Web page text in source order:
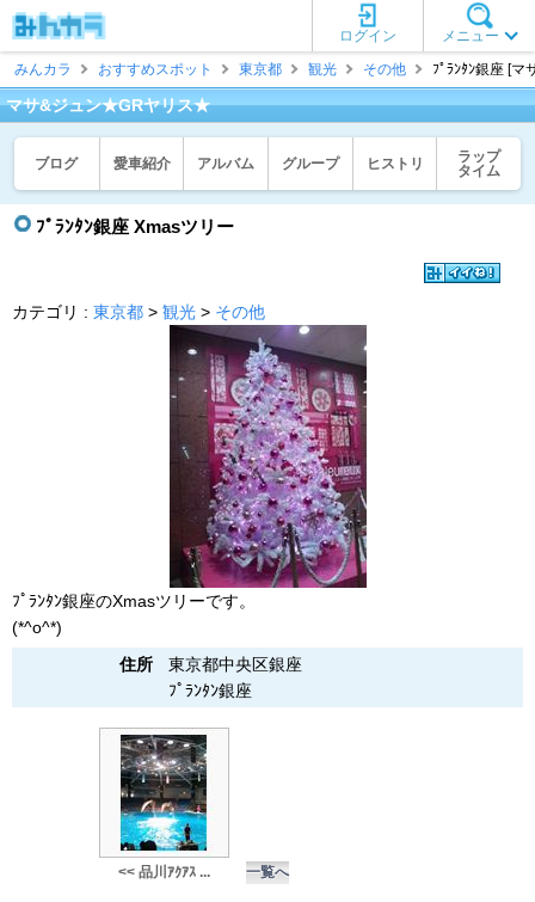
メニュー
ログイン
みんカラ
おすすめスポット 東京都 観光 その他 ﾌﾟﾗﾝﾀﾝ銀座 [
マサ&ジュン★GRヤリス★
ブログ 愛車紹介 アルバム グループ ヒストリ
ラップ
タイム
ﾌﾟﾗﾝﾀﾝ銀座 Xmasツリー
カテゴリ : 東京都 > 観光 > その他
ﾌﾟﾗﾝﾀﾝ銀座のXmasツリーです。
(*^o^*)
住所
東京都中央区銀座
ﾌﾟﾗﾝﾀﾝ銀座
<< 品川ｱｸｱｽ ... 一覧へ